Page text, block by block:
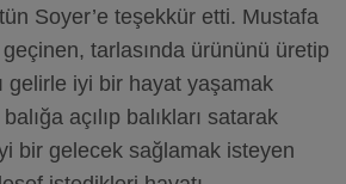
Soyer’e teşekkür etti. Mustafa
tarlasında ürününü üretip
gelirle iyi bir hayat yaşamak
açılıp balıkları satarak
bir gelecek sağlamak isteyen